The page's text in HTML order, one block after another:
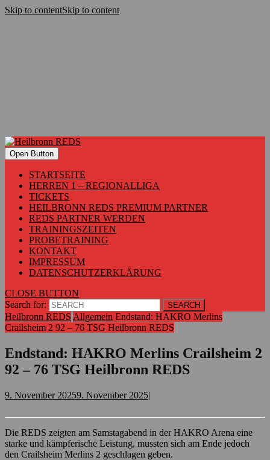
Skip to contentSkip to content
Open Button
STARTSEITE
HERREN 1 – REGIONALLIGA
TICKETS
HEILBRONN REDS PREMIUM PARTNER
REDS PARTNER WERDEN
TRAININGSZEITEN
PROBETRAINING
KONTAKT
IMPRESSUM
DATENSCHUTZERKLÄRUNG
CLOSE BUTTON
Search for:
Heilbronn REDS Allgemein Endstand: HAKRO Merlins
Crailsheim 2 92 – 76 TSG Heilbronn REDS
Endstand: HAKRO Merlins Crailsheim 2
92 – 76 TSG Heilbronn REDS
9. November 20259. November 2025|
Die REDS zeigten am Samstagabend in der HAKRO Arena eine
starke und kämpferische Leistung, mussten sich am Ende jedoch
den Crailsheim Merlins 2 geschlagen geben.